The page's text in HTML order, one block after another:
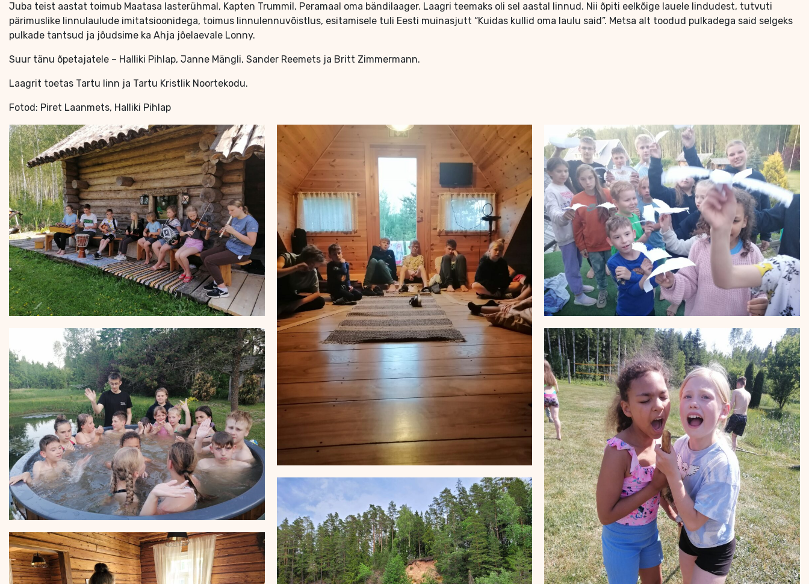
Juba teist aastat toimub Maatasa lasterühmal, Kapten Trummil, Peramaal oma bändilaager. Laagri teemaks oli sel aastal linnud. Nii õpiti eelkõige lauele lindudest, tutvuti
pärimuslike linnulaulude imitatsioonidega, toimus linnulennuvõistlus, esitamisele tuli Eesti muinasjutt “Kuidas kullid oma laulu said”. Metsa alt toodud pulkadega said selgeks
pulkade tantsud ja jõudsime ka Ahja jõelaevale Lonny.
Suur tänu õpetajatele – Halliki Pihlap, Janne Mängli, Sander Reemets ja Britt Zimmermann.
Laagrit toetas Tartu linn ja Tartu Kristlik Noortekodu.
Fotod: Piret Laanmets, Halliki Pihlap